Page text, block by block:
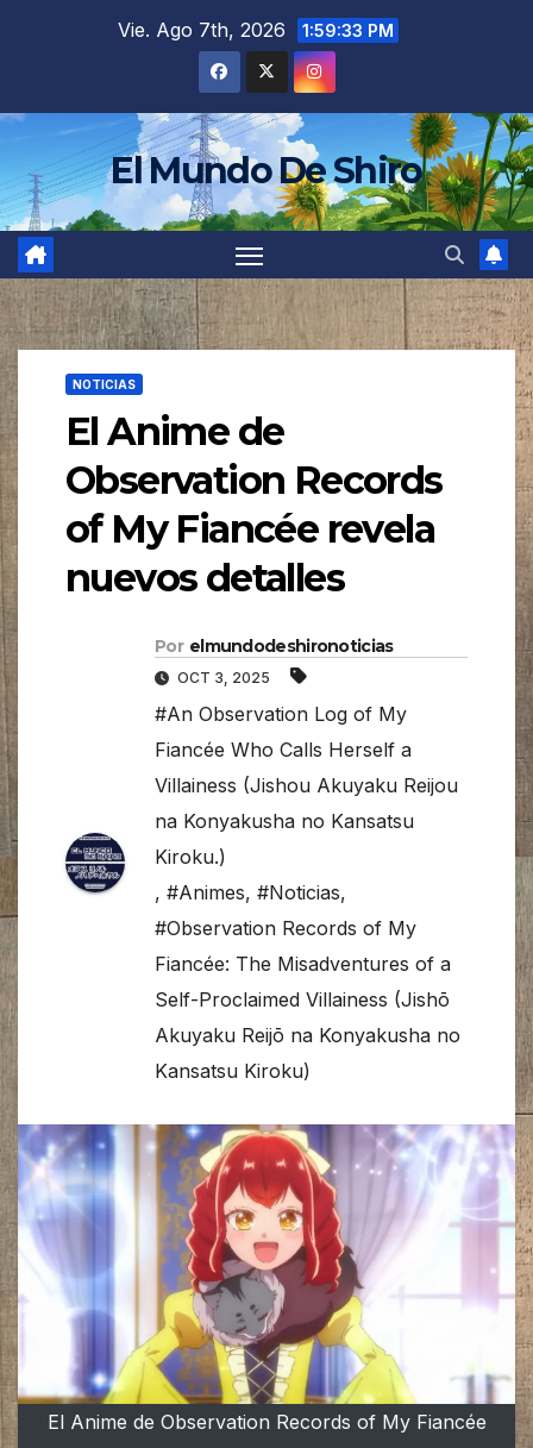
Vie. Ago 7th, 2026 1:59:35 PM
El Mundo De Shiro
NOTICIAS
El Anime de
Observation Records
of My Fiancée revela
nuevos detalles
Por elmundodeshironoticias
OCT 3, 2025
#An Observation Log of My
Fiancée Who Calls Herself a
Villainess (Jishou Akuyaku Reijou
na Konyakusha no Kansatsu
Kiroku.)
, #Animes, #Noticias,
#Observation Records of My
Fiancée: The Misadventures of a
Self-Proclaimed Villainess (Jishō
Akuyaku Reijō na Konyakusha no
Kansatsu Kiroku)
El Anime de Observation Records of My Fiancée